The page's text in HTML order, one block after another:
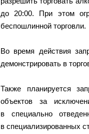
до 20:00. При этом
беспошлинной торговли.
Во время действия
демонстрировать в
Также планируется
объектов за
в специально
в специализированных